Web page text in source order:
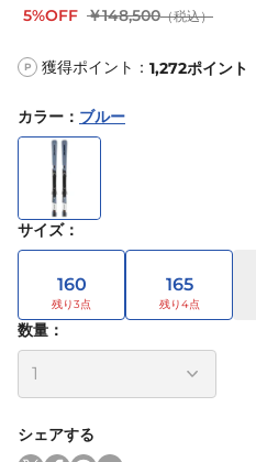
5%OFF ￥148,500（税込）
P 獲得ポイント： 1,272ポイント
カラー ： ブルー
サイズ：
160 165
数量：
シェアする